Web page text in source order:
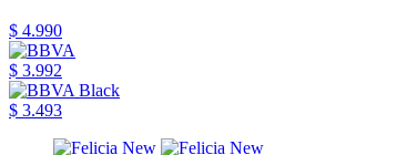
$ 4.990
$ 3.992
$ 3.493